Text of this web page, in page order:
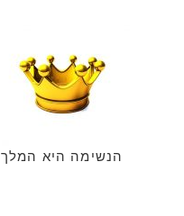
הנשימה היא המלך